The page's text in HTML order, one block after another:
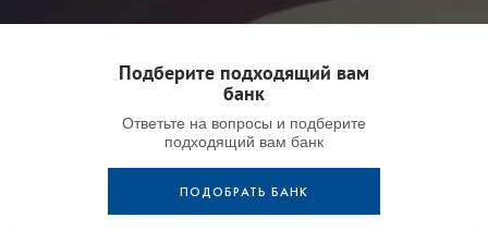
Подберите подходящий вам
банк
Ответьте на вопросы и подберите
подходящий вам банк
ПОДОБРАТЬ БАНК